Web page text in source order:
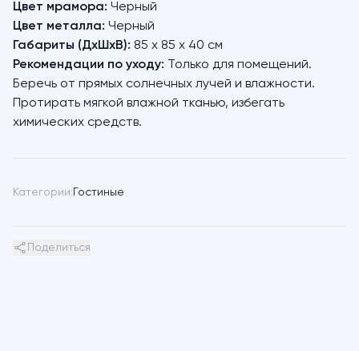
Цвет мрамора: Черный
Цвет металла: Черный
Габариты (ДхШхВ): 85 х 85 х 40 см
Рекомендации по уходу: Только для помещений.
Беречь от прямых солнечных лучей и влажности.
Протирать мягкой влажной тканью, избегать
химических средств.
Категории: Гостиные
Поделиться